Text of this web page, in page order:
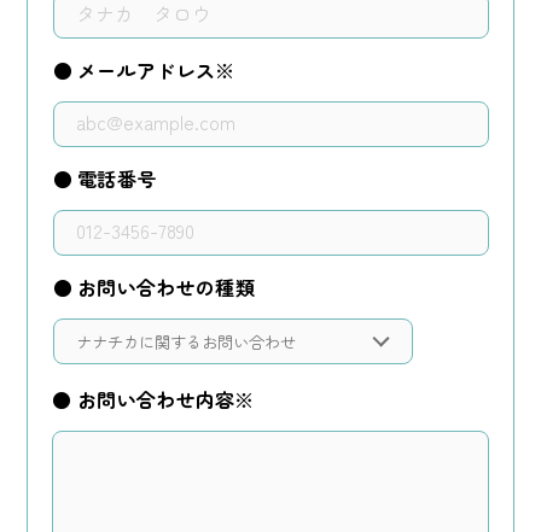
● メールアドレス※
● 電話番号
● お問い合わせの種類
● お問い合わせ内容※